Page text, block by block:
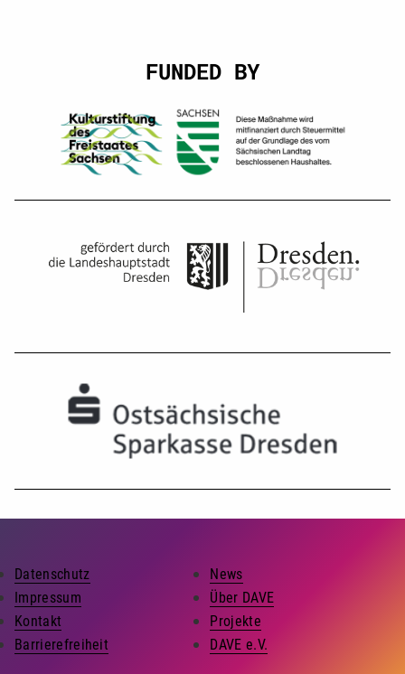
FUNDED BY
Datenschutz
Impressum
Kontakt
Barrierefreiheit
News
Über DAVE
Projekte
DAVE e.V.